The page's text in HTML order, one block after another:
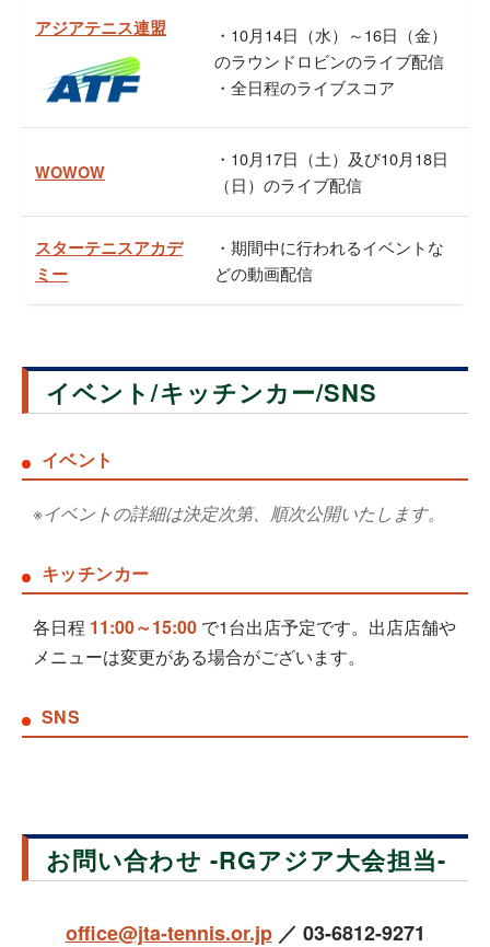
アジアテニス連盟
・10月14日（水）～16日（金）
のラウンドロビンのライブ配信
・全日程のライブスコア
WOWOW
・10月17日（土）及び10月18日
（日）のライブ配信
スターテニスアカデ
ミー
・期間中に行われるイベントな
どの動画配信
イベント/キッチンカー/SNS
イベント
※イベントの詳細は決定次第、順次公開いたします。
キッチンカー
各日程 11:00～15:00 で1台出店予定です。出店店舗や
メニューは変更がある場合がございます。
SNS
お問い合わせ -RGアジア大会担当-
office@jta-tennis.or.jp／ 03-6812-9271